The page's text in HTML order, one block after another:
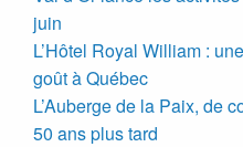
juin
L’Hôtel Royal William :
goût à Québec
L’Auberge de la Paix, de
50 ans plus tard